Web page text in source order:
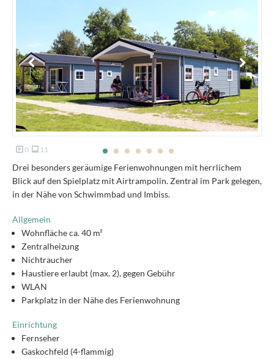
0 11
Drei besonders geräumige Ferienwohnungen mit herrlichem
Blick auf den Spielplatz mit Airtrampolin. Zentral im Park gelegen,
in der Nähe von Schwimmbad und Imbiss.
Allgemein
Wohnfläche ca. 40 m²
Zentralheizung
Nichtraucher
Haustiere erlaubt (max. 2), gegen Gebühr
WLAN
Parkplatz in der Nähe des Ferienwohnung
Einrichtung
Fernseher
Gaskochfeld (4-flammig)